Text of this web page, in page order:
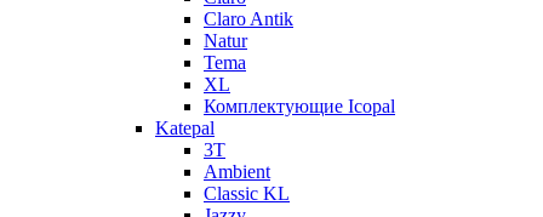
Claro Antik
Natur
Tema
XL
Комплектующие Icopal
Katepal
3T
Ambient
Classic KL